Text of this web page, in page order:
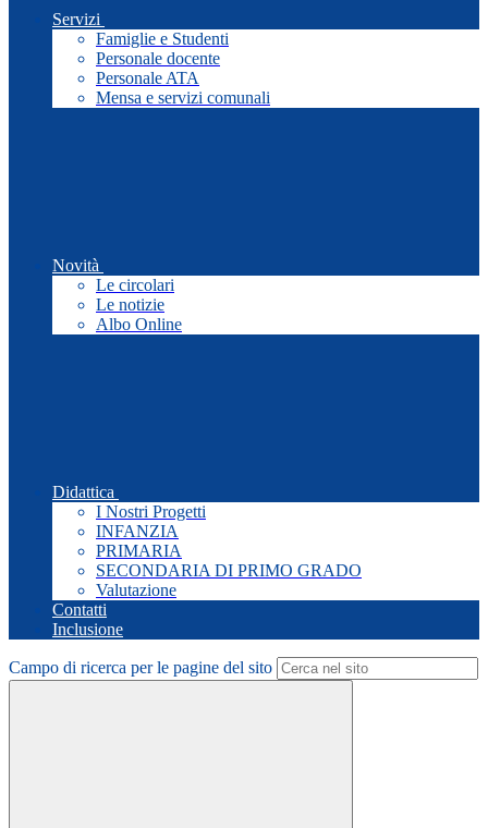
Servizi
Famiglie e Studenti
Personale docente
Personale ATA
Mensa e servizi comunali
Novità
Le circolari
Le notizie
Albo Online
Didattica
I Nostri Progetti
INFANZIA
PRIMARIA
SECONDARIA DI PRIMO GRADO
Valutazione
Contatti
Inclusione
Campo di ricerca per le pagine del sito